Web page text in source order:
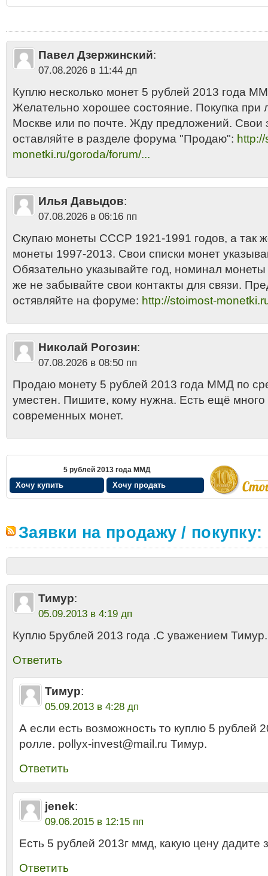
года цена в украине стоимость•5 рублей 2013 ММД•5 рублей 2013
гальванопокрытием•5 рублей России Московский монетный двор
года•Монеты России - 5 рублей
Павел Дзержинский:
07.08.2026 в 11:44 дп
Куплю несколько монет 5 рублей 2013 года
Желательно хорошее состояние. Покупка при
Москве или по почте. Жду предложений. Свои
оставляйте в разделе форума "Продаю":
monetki.ru/goroda/forum/...
Илья Давыдов:
07.08.2026 в 06:16 пп
Скупаю монеты СССР 1921-1991 годов, а так
монеты 1997-2013. Свои списки монет
Обязательно указывайте год, номинал монеты
же не забывайте свои контакты для связи.
остявляйте на форуме: http://stoimost-
Николай Рогозин:
07.08.2026 в 08:50 пп
Продаю монету 5 рублей 2013 года ММД по
уместен. Пишите, кому нужна. Есть ещё
современных монет.
5 рублей 2013 года ММД
Хочу купить Хочу продать
Заявки на продажу / покупку:
Тимур:
05.09.2013 в 4:19 дп
Куплю 5рублей 2013 года .С уважением Тимур.
Ответить
Тимур:
05.09.2013 в 4:28 дп
А если есть возможность то куплю 5 рублей
ролле. pollyx-invest@mail.ru Тимур.
Ответить
jenek:
09.06.2015 в 12:15 пп
Есть 5 рублей 2013г ммд, какую цену дадите
Ответить